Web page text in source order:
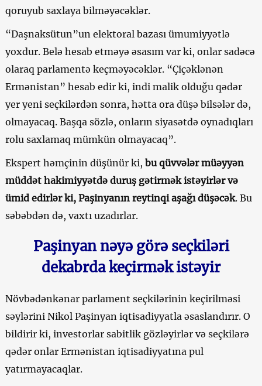
qoruyub saxlaya bilməyəcəklər.
“Daşnaksütun”un elektoral bazası ümumiyyətlə
yoxdur. Belə hesab etməyə əsasım var ki, onlar sadəcə
olaraq parlamentə keçməyəcəklər. “Çiçəklənən
Ermənistan” hesab edir ki, indi malik olduğu qədər
yer yeni seçkilərdən sonra, hətta ora düşə bilsələr də,
olmayacaq. Başqa sözlə, onların siyasətdə oynadıqları
rolu saxlamaq mümkün olmayacaq”.
Ekspert həmçinin düşünür ki, bu qüvvələr müəyyən
müddət hakimiyyətdə duruş gətirmək istəyirlər və
ümid edirlər ki, Paşinyanın reytinqi aşağı düşəcək. Bu
səbəbdən də, vaxtı uzadırlar.
Paşinyan nəyə görə seçkiləri
dekabrda keçirmək istəyir
Növbədənkənar parlament seçkilərinin keçirilməsi
səylərini Nikol Paşinyan iqtisadiyyatla əsaslandırır. O
bildirir ki, investorlar sabitlik gözləyirlər və seçkilərə
qədər onlar Ermənistan iqtisadiyyatına pul
yatırmayacaqlar.